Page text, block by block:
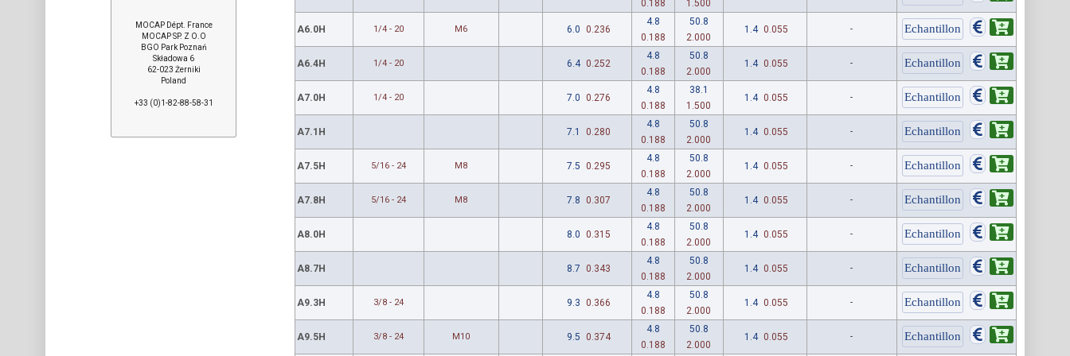
0.188
1.500
A6.0H 1/4 - 20 M6 6.0 0.236
4.8
0.188
50.8
2.000
1.4 0.055 -
A6.4H 1/4 - 20 6.4 0.252
4.8
0.188
50.8
2.000
1.4 0.055 -
A7.0H 1/4 - 20 7.0 0.276
4.8
0.188
38.1
1.500
1.4 0.055 -
A7.1H 7.1 0.280
4.8
0.188
50.8
2.000
1.4 0.055 -
A7.5H 5/16 - 24 M8 7.5 0.295
4.8
0.188
50.8
2.000
1.4 0.055 -
A7.8H 5/16 - 24 M8 7.8 0.307
4.8
0.188
50.8
2.000
1.4 0.055 -
A8.0H 8.0 0.315
4.8
0.188
50.8
2.000
1.4 0.055 -
A8.7H 8.7 0.343
4.8
0.188
50.8
2.000
1.4 0.055 -
A9.3H 3/8 - 24 9.3 0.366
4.8
0.188
50.8
2.000
1.4 0.055 -
A9.5H 3/8 - 24 M10 9.5 0.374
4.8
0.188
50.8
2.000
1.4 0.055 -
MOCAP Dépt. France
MOCAP SP. Z O.O
BGO Park Poznań
Składowa 6
62-023 Żerniki
Poland
+33 (0)1-82-88-58-31